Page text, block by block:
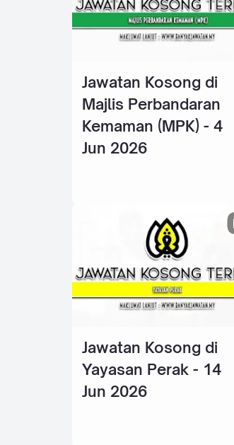
Jawatan Kosong di
Majlis Perbandaran
Kemaman (MPK) - 4
Jun 2026
Jawatan Kosong di
Yayasan Perak - 14
Jun 2026